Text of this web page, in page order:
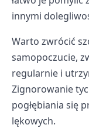
innymi
Warto zwrócić
samopoczucie,
regularnie i
Zignorowanie
pogłębiania się
lękowych.